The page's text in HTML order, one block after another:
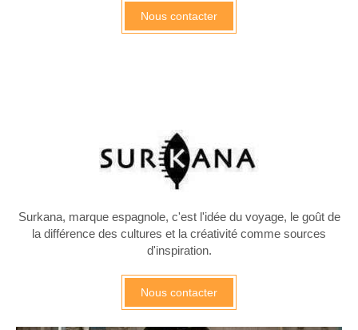
Nous contacter
Surkana, marque espagnole, c'est l'idée du voyage, le goût de
la différence des cultures et la créativité comme sources
d'inspiration.
Nous contacter